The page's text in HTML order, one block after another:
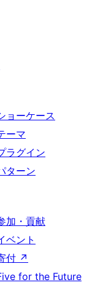
ョーケース
ーマ
ラグイン
ターン
加・貢献
ベント
付 ↗
for the Future